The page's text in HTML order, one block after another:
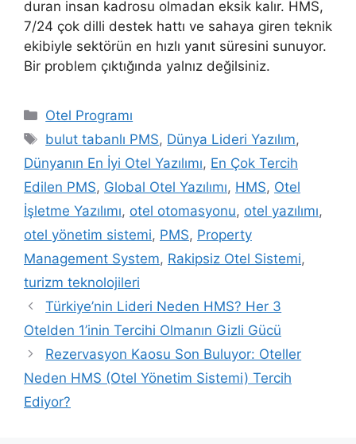
duran insan kadrosu olmadan eksik kalır. HMS,
7/24 çok dilli destek hattı ve sahaya giren teknik
ekibiyle sektörün en hızlı yanıt süresini sunuyor.
Bir problem çıktığında yalnız değilsiniz.
Kategoriler
Otel Programı
Etiketler
bulut tabanlı PMS, Dünya Lideri Yazılım,
Dünyanın En İyi Otel Yazılımı, En Çok Tercih
Edilen PMS, Global Otel Yazılımı, HMS, Otel
İşletme Yazılımı, otel otomasyonu, otel yazılımı,
otel yönetim sistemi, PMS, Property
Management System, Rakipsiz Otel Sistemi,
turizm teknolojileri
Türkiye’nin Lideri Neden HMS? Her 3
Otelden 1’inin Tercihi Olmanın Gizli Gücü
Rezervasyon Kaosu Son Buluyor: Oteller
Neden HMS (Otel Yönetim Sistemi) Tercih
Ediyor?